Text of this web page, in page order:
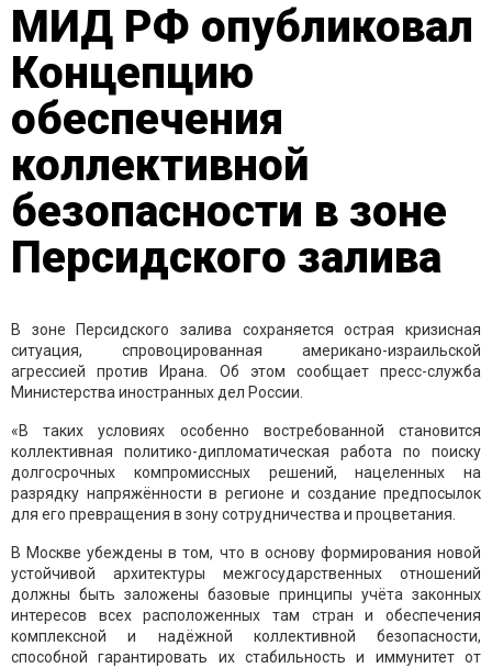
МИД РФ опубликовал
Концепцию
обеспечения
коллективной
безопасности в зоне
Персидского залива
В зоне Персидского залива сохраняется острая кризисная
ситуация, спровоцированная американо-израильской
агрессией против Ирана. Об этом сообщает пресс-служба
Министерства иностранных дел России.
«В таких условиях особенно востребованной становится
коллективная политико-дипломатическая работа по поиску
долгосрочных компромиссных решений, нацеленных на
разрядку напряжённости в регионе и создание предпосылок
для его превращения в зону сотрудничества и процветания.
В Москве убеждены в том, что в основу формирования новой
устойчивой архитектуры межгосударственных отношений
должны быть заложены базовые принципы учёта законных
интересов всех расположенных там стран и обеспечения
комплексной и надёжной коллективной безопасности,
способной гарантировать их стабильность и иммунитет от